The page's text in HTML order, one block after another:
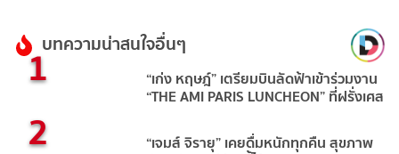
บทความน่าสนใจอื่นๆ
1 “เก่ง หฤษฎ์” เตรียมบินลัดฟ้าเข้าร่วมงาน
“THE AMI PARIS LUNCHEON” ที่ฝรั่งเศส
2 “เจมส์ จิรายุ” เคยดื่มหนักทุกคืน สุขภาพ